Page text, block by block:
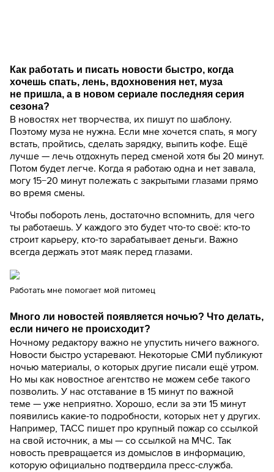
Как работать и писать новости быстро, когда
хочешь спать, лень, вдохновения нет, муза
не пришла, а в новом сериале последняя серия
сезона?
В новостях нет творчества, их пишут по шаблону.
Поэтому муза не нужна. Если мне хочется спать, я могу
встать, пройтись, сделать зарядку, выпить кофе. Ещё
лучше — лечь отдохнуть перед сменой хотя бы 20 минут.
Потом будет легче. Когда я работаю одна и нет завала,
могу 15−20 минут полежать с закрытыми глазами прямо
во время смены.
Чтобы побороть лень, достаточно вспомнить, для чего
ты работаешь. У каждого это будет что-то своё: кто-то
строит карьеру, кто-то зарабатывает деньги. Важно
всегда держать этот маяк перед глазами.
Работать мне помогает мой питомец
Много ли новостей появляется ночью? Что делать,
если ничего не происходит?
Ночному редактору важно не упустить ничего важного.
Новости быстро устаревают. Некоторые СМИ публикуют
ночью материалы, о которых другие писали ещё утром.
Но мы как новостное агентство не можем себе такого
позволить. У нас отставание в 15 минут по важной
теме — уже неприятно. Хорошо, если за эти 15 минут
появились какие-то подробности, которых нет у других.
Например, ТАСС пишет про крупный пожар со ссылкой
на свой источник, а мы — со ссылкой на МЧС. Так
новость превращается из домыслов в информацию,
которую официально подтвердила пресс-служба.